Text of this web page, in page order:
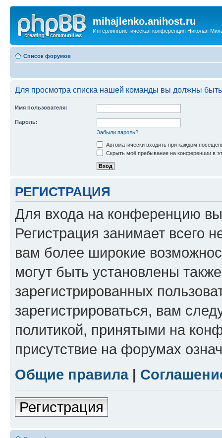
mihajlenko.anihost.ru
Интерлингвистическая конференция Николая
Список форумов
Для просмотра списка нашей команды вы должны
Имя пользователя:
Пароль:
Забыли пароль?
Автоматически входить при каждом
Скрыть моё пребывание на конференции в
РЕГИСТРАЦИЯ
Для входа на конференцию
Регистрация занимает всего
вам более широкие
могут быть установлены
зарегистрированных
зарегистрироваться, вам
политикой, принятыми на
присутствие на форумах
Общие правила|
Регистрация